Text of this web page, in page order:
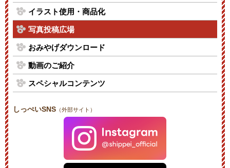
イラスト使用・商品化
写真投稿広場
おみやげダウンロード
動画のご紹介
スペシャルコンテンツ
しっぺいSNS （外部サイト）